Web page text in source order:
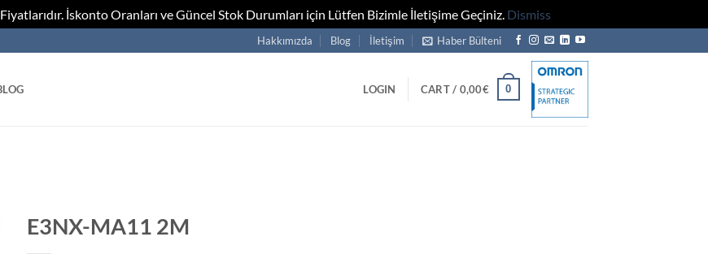
İskonto Oranları ve Güncel Stok Durumları için Lütfen Bizimle İletişime Geçiniz. Dismiss
Hakkımızda Blog İletişim Haber Bülteni
LOGIN CART / 0,00€ 0
E3NX-MA11 2M